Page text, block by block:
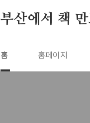
부산에서 책
홈 홈페이지